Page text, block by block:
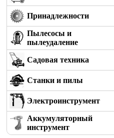
Принадлежности
Пылесосы и
пылеудаление
Садовая техника
Станки и пилы
Электроинструмент
Аккумуляторный
инструмент